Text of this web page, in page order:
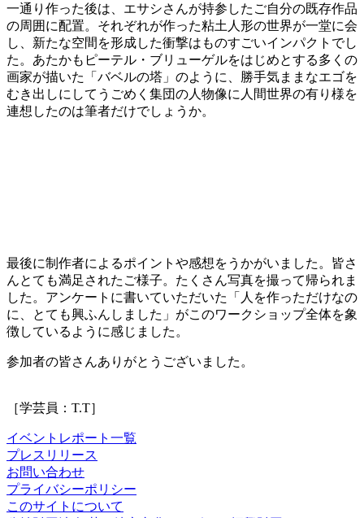
一通り作った後は、エサシさんが持参したご自分の既存作品
の周囲に配置。それぞれが作った粘土人形の世界が一堂に会
し、新たな空間を形成した衝撃はものすごいインパクトでし
た。あたかもピーテル・ブリューゲルをはじめとする多くの
画家が描いた「バベルの塔」のように、勝手気ままなエゴを
むき出しにしてうごめく集団の人物像に人間世界の有り様を
連想したのは筆者だけでしょうか。
最後に制作者によるポイントや感想をうかがいました。皆さ
んとても満足されたご様子。たくさん写真を撮って帰られま
した。アンケートに書いていただいた「人を作っただけなの
に、とても興ふんしました」がこのワークショップ全体を象
徴しているように感じました。
参加者の皆さんありがとうございました。
［学芸員：T.T］
イベントレポート一覧
プレスリリース
お問い合わせ
プライバシーポリシー
このサイトについて